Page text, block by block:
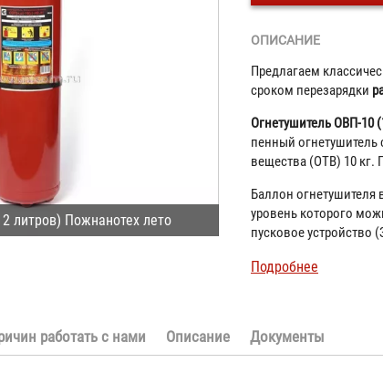
литров) Пожнанотех лето
ОПИСАНИЕ
Предлагаем
сроком перезарядки
Огнетушитель ОВП-10
пенный
вещества (ОТВ) 10 кг.
Баллон
уровень которого
пусковое устройство
Подробнее
работать с нами Описание Документы